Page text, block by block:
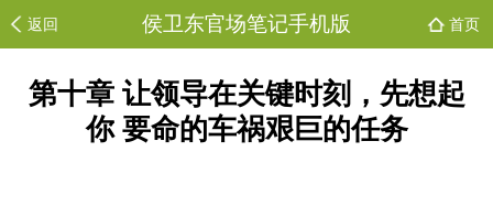
返回 侯卫东官场笔记手机版 首页
第十章 让领导在关键时刻，先想起
你 要命的车祸艰巨的任务